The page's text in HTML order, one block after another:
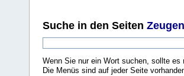
Suche in den Seiten
Wenn Sie nur ein Wort suchen, sollte
Die Menüs sind auf jeder Seite